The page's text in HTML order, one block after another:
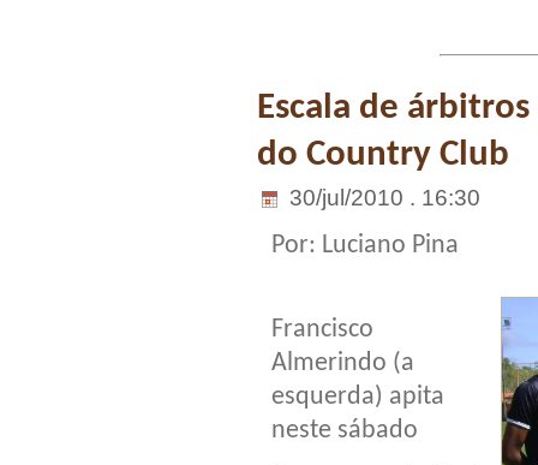
Escala de
do Country Club
30/jul/2010 . 16:30
Por: Luciano Pina
Francisco
Almerindo (a
esquerda) apita
neste sábado